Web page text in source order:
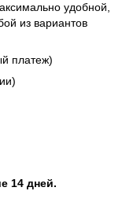
удобной,
из вариантов
платеж)
14 дней.